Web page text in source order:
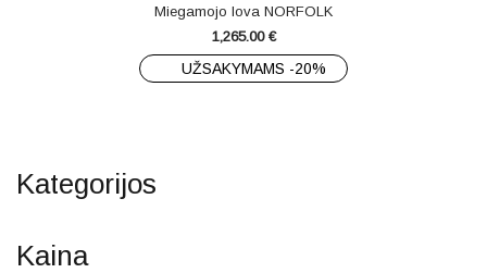
Miegamojo lova NORFOLK
1,265.00 €
UŽSAKYMAMS -20%
Kategorijos
Kaina